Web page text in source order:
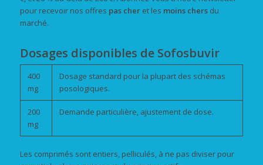
pour recevoir nos offres pas cheret les moins chersdu
marché.
Dosages disponibles de Sofosbuvir
400
mg
Dosage standard pour la plupart des schémas
posologiques.
200
mg
Demande particulière, ajustement de dose.
Les comprimés sont entiers, pelliculés, à ne pas diviser pour